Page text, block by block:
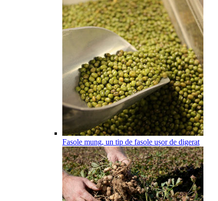
Fasole mung, un tip de fasole ușor de digerat